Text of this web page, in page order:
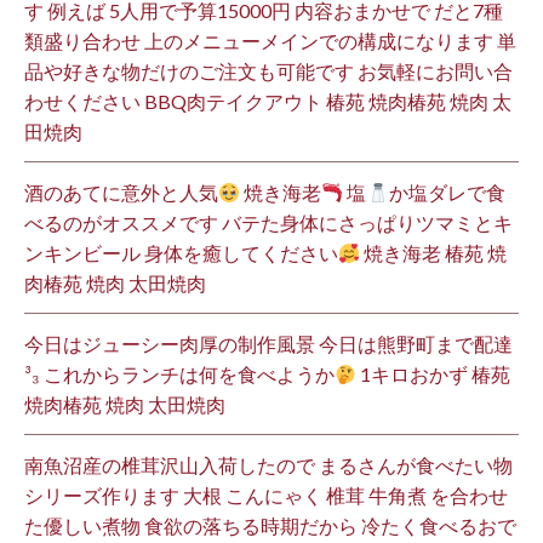
す 例えば 5人用で予算15000円 内容おまかせで だと7種
類盛り合わせ 上のメニューメインでの構成になります 単
品や好きな物だけのご注文も可能です お気軽にお問い合
わせください BBQ肉テイクアウト 椿苑 焼肉椿苑 焼肉 太
田焼肉
酒のあてに意外と人気 焼き海老 塩
か塩ダレで食
べるのがオススメです バテた身体にさっぱりツマミとキ
ンキンビール 身体を癒してください
焼き海老 椿苑 焼
肉椿苑 焼肉 太田焼肉
今日はジューシー肉厚の制作風景 今日は熊野町まで配達
³₃ これからランチは何を食べようか
1キロおかず 椿苑
焼肉椿苑 焼肉 太田焼肉
南魚沼産の椎茸沢山入荷したので まるさんが食べたい物
シリーズ作ります 大根 こんにゃく 椎茸 牛角煮 を合わせ
た優しい煮物 食欲の落ちる時期だから 冷たく食べるおで